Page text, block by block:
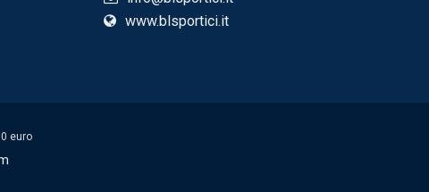
www.blsportici.it
euro